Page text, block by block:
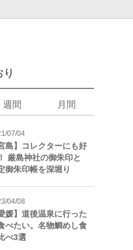
り
週間 月間
07/04
島】コレクターにも好
厳島神社の御朱印と
御朱印帳を深堀り
04/08
媛】道後温泉に行った
べたい。名物鯛めし食
べ3選